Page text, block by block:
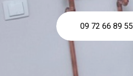
09 72 66 89 55